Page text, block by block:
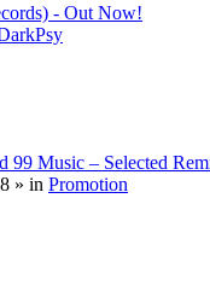
- Out Now!
99 Music – Selected
» in Promotion